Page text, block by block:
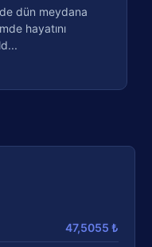
47,5055 ₺
dün meydana
hayatını